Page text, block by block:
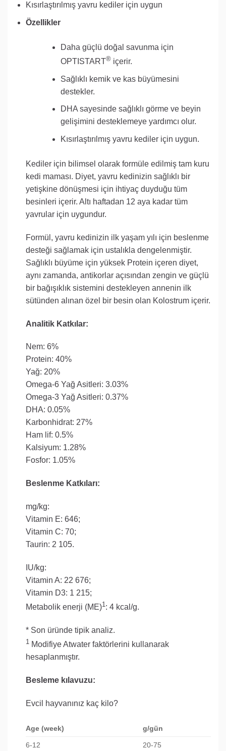
Kısırlaştırılmış yavru kediler için uygun
Özellikler
Daha güçlü doğal savunma için
OPTISTART®içerir.
Sağlıklı kemik ve kas büyümesini
destekler.
DHA sayesinde sağlıklı görme ve beyin
gelişimini desteklemeye yardımcı olur.
Kısırlaştırılmış yavru kediler için uygun.
Kediler için bilimsel olarak formüle edilmiş tam kuru
kedi maması. Diyet, yavru kedinizin sağlıklı bir
yetişkine dönüşmesi için ihtiyaç duyduğu tüm
besinleri içerir. Altı haftadan 12 aya kadar tüm
yavrular için uygundur.
Formül, yavru kedinizin ilk yaşam yılı için beslenme
desteği sağlamak için ustalıkla dengelenmiştir.
Sağlıklı büyüme için yüksek Protein içeren diyet,
aynı zamanda, antikorlar açısından zengin ve güçlü
bir bağışıklık sistemini destekleyen annenin ilk
sütünden alınan özel bir besin olan Kolostrum içerir.
Analitik Katkılar:
Nem: 6%
Protein: 40%
Yağ: 20%
Omega-6 Yağ Asitleri: 3.03%
Omega-3 Yağ Asitleri: 0.37%
DHA: 0.05%
Karbonhidrat: 27%
Ham lif: 0.5%
Kalsiyum: 1.28%
Fosfor: 1.05%
Beslenme Katkıları:
mg/kg:
Vitamin E: 646;
Vitamin C: 70;
Taurin: 2 105.
IU/kg:
Vitamin A: 22 676;
Vitamin D3: 1 215;
Metabolik enerji (ME)1: 4 kcal/g.
* Son üründe tipik analiz.
1Modifiye Atwater faktörlerini kullanarak
hesaplanmıştır.
Besleme kılavuzu:
Evcil hayvanınız kaç kilo?
Age (week) g/gün
6-12 20-75